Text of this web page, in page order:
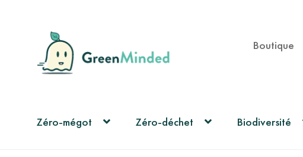
Aller
la
Aller
au
contenu
Boutique
Zéro-mégot Zéro-déchet Biodiversité